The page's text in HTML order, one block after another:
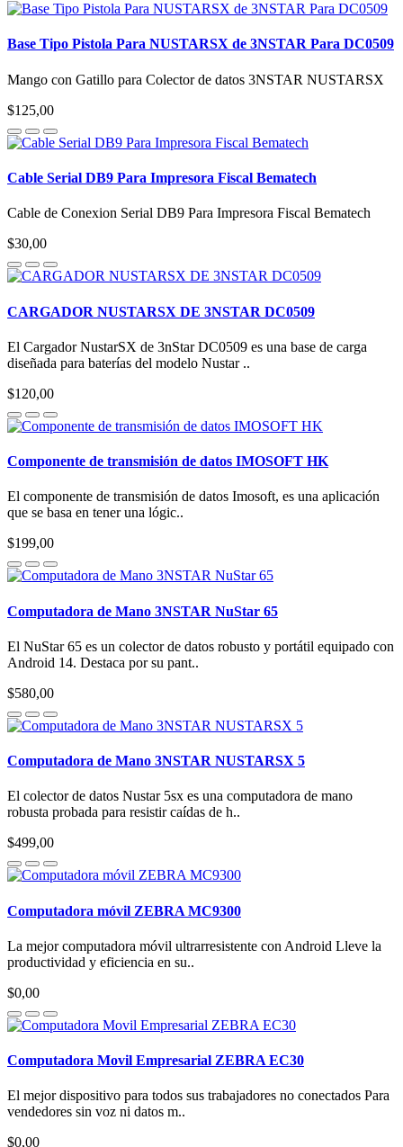
Base Tipo Pistola Para NUSTARSX de 3NSTAR Para DC0509
Mango con Gatillo para Colector de datos 3NSTAR NUSTARSX
$125,00
Cable Serial DB9 Para Impresora Fiscal Bematech
Cable de Conexion Serial DB9 Para Impresora Fiscal Bematech
$30,00
CARGADOR NUSTARSX DE 3NSTAR DC0509
El Cargador NustarSX de 3nStar DC0509 es una base de carga
diseñada para baterías del modelo Nustar ..
$120,00
Componente de transmisión de datos IMOSOFT HK
El componente de transmisión de datos Imosoft, es una aplicación
que se basa en tener una lógic..
$199,00
Computadora de Mano 3NSTAR NuStar 65
El NuStar 65 es un colector de datos robusto y portátil equipado con
Android 14. Destaca por su pant..
$580,00
Computadora de Mano 3NSTAR NUSTARSX 5
El colector de datos Nustar 5sx es una computadora de mano
robusta probada para resistir caídas de h..
$499,00
Computadora móvil ZEBRA MC9300
La mejor computadora móvil ultrarresistente con Android Lleve la
productividad y eficiencia en su..
$0,00
Computadora Movil Empresarial ZEBRA EC30
El mejor dispositivo para todos sus trabajadores no conectados Para
vendedores sin voz ni datos m..
$0,00